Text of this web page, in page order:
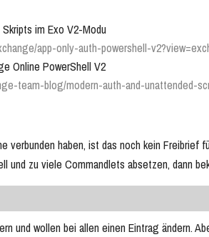
im Exo V2-Modu
app-only-auth-powershell-
Online PowerShell V2
team-blog/modern-auth-and-unattended-
verbunden haben, ist das noch kein Freibrief
und zu viele Commandlets absetzen, dann
und wollen bei allen einen Eintrag ändern.